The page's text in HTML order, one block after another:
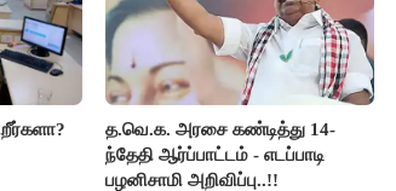
த.வெ.க. அரசை கண்டித்து 14-
ந்தேதி ஆர்ப்பாட்டம் - எடப்பாடி
பழனிசாமி அறிவிப்பு..!!